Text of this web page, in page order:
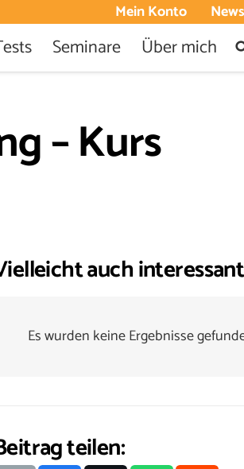
Mein Konto
Seminare Über mich
– Kurs
auch
Es wurden keine Ergebnisse
teilen: